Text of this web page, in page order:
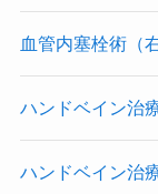
血管内塞栓術（
ハンドベイン治
ハンドベイン治